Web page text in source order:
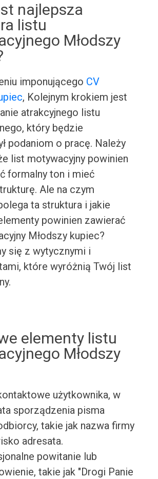
najlepsza
listu
Młodszy
imponującego CV
, Kolejnym krokiem jest
atrakcyjnego listu
który będzie
podaniom o pracę. Należy
list motywacyjny powinien
formalny ton i mieć
Ale na czym
ta struktura i jakie
powinien zawierać
Młodszy kupiec?
się z wytycznymi i
które wyróżnią Twój list
elementy listu
Młodszy
użytkownika, w
sporządzenia pisma
takie jak nazwa firmy
adresata.
powitanie lub
takie jak "Drogi Panie